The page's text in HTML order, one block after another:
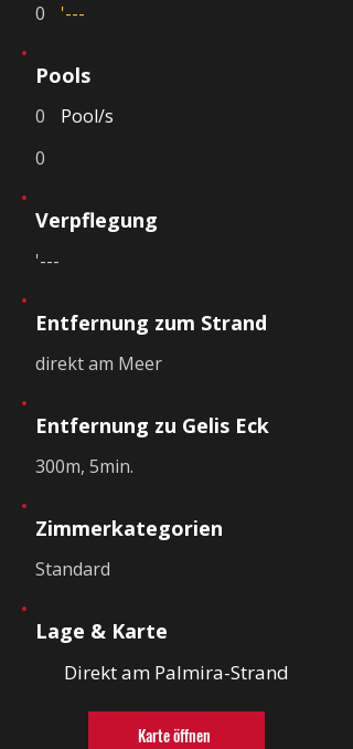
0 '---
Pools
0
Pool/s
0
Verpflegung
'---
Entfernung zum Strand
direkt am Meer
Entfernung zu Gelis Eck
300m, 5min.
Zimmerkategorien
Standard
Lage & Karte
Direkt am Palmira-Strand
Karte öffnen